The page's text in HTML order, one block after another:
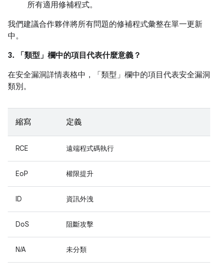
所有適用修補程式。
我們建議合作夥伴將所有問題的修補程式彙整在單一更新
中。
3. 「類型」 欄中的項目代表什麼意義？
在安全漏洞詳情表格中，「類型」 欄中的項目代表安全漏洞
類別。
縮寫 定義
RCE 遠端程式碼執行
EoP 權限提升
ID 資訊外洩
DoS 阻斷攻擊
N/A 未分類